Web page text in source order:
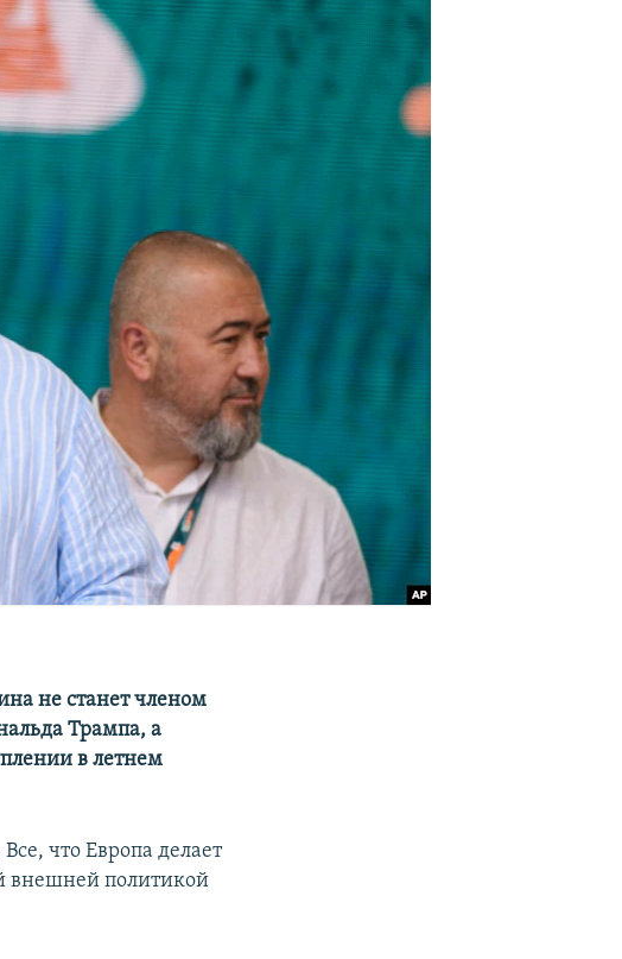
не станет членом
Трампа, а
в летнем
что Европа делает
внешней политикой